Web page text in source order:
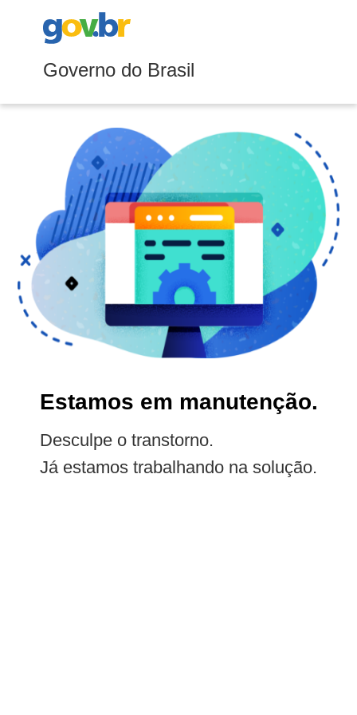
Governo do Brasil
Estamos em manutenção.
Desculpe o transtorno.
Já estamos trabalhando na solução.